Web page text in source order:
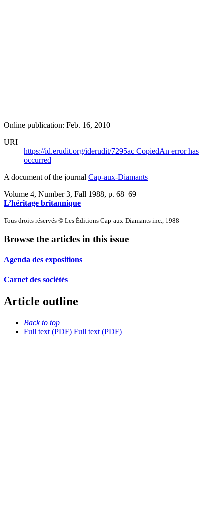
Online publication: Feb. 16, 2010
URI
https://id.erudit.org/iderudit/7295ac CopiedAn error has
occurred
A document of the journal Cap-aux-Diamants
Volume 4, Number 3, Fall 1988, p. 68–69
L’héritage britannique
Tous droits réservés © Les Éditions Cap-aux-Diamants inc., 1988
Browse the articles in this issue
Agenda des expositions
Carnet des sociétés
Article outline
Back to top
Full text (PDF) Full text (PDF)